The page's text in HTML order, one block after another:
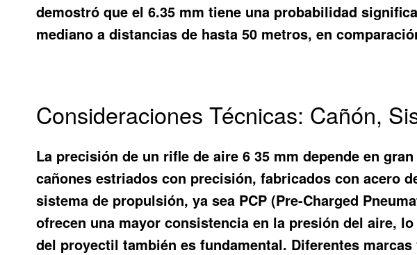
demostró que el 6.35 mm tiene una probabilidad
mediano a distancias de hasta 50 metros, en
Consideraciones Técnicas: Cañón,
La precisión de un rifle de aire 6 35 mm depende en
cañones estriados con precisión, fabricados con acero
sistema de propulsión, ya sea PCP (Pre-Charged
ofrecen una mayor consistencia en la presión del aire,
del proyectil también es fundamental. Diferentes